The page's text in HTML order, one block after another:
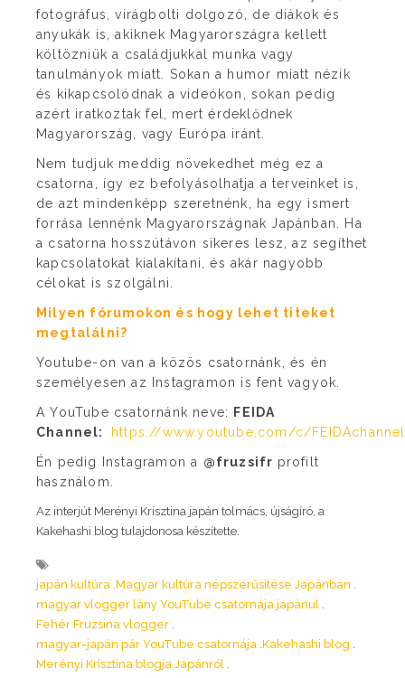
fotográfus, virágbolti dolgozó, de diákok és
anyukák is, akiknek Magyarországra kellett
költözniük a családjukkal munka vagy
tanulmányok miatt. Sokan a humor miatt nézik
és kikapcsolódnak a videókon, sokan pedig
azért iratkoztak fel, mert érdeklődnek
Magyarország, vagy Európa iránt.
Nem tudjuk meddig növekedhet még ez a
csatorna, így ez befolyásolhatja a terveinket is,
de azt mindenképp szeretnénk, ha egy ismert
forrása lennénk Magyarországnak Japánban. Ha
a csatorna hosszútávon sikeres lesz, az segíthet
kapcsolatokat kialakítani, és akár nagyobb
célokat is szolgálni.
Milyen fórumokon és hogy lehet titeket
megtalálni?
Youtube-on van a közös csatornánk, és én
személyesen az Instagramon is fent vagyok.
A YouTube csatornánk neve:
FEIDA
Channel:
https://www.youtube.com/c/FEIDAchannel
Én pedig Instagramon a @fruzsifr profilt
használom.
Az interjút Merényi Krisztina japán tolmács, újságíró, a
Kakehashi blog tulajdonosa készítette.
japán kultúra Magyar kultúra népszerűsítése Japánban
magyar vlogger lány YouTube csatornája japánul
Fehér Fruzsina vlogger
magyar-japán pár YouTube csatornája Kakehashi blog
Merényi Krisztina blogja Japánról